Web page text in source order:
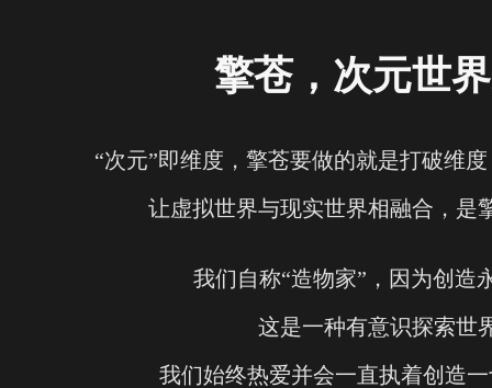
擎苍，次元世
“次元”即维度，擎苍要做的就是打破维
让虚拟世界与现实世界相融合，是
我们自称“造物家”，因为创造
这是一种有意识探索世
我们始终热爱并会一直执着创造